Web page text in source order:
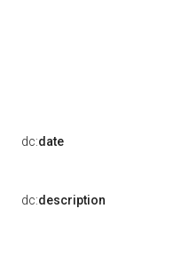
dc:date
dc:description